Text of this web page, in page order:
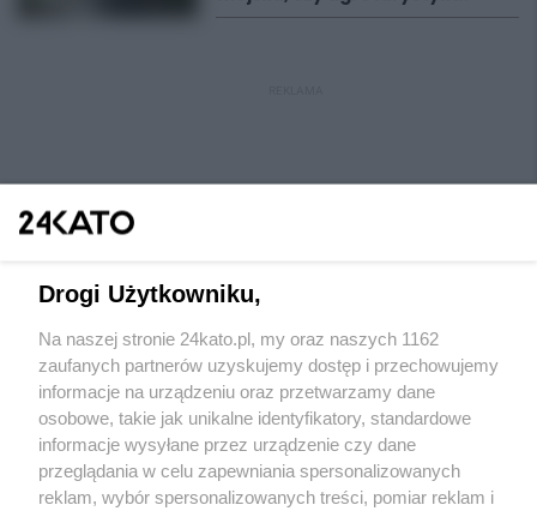
Wydawca mediów lokalnych
Drogi Użytkowniku,
Na naszej stronie 24kato.pl, my oraz naszych 1162
zaufanych partnerów uzyskujemy dostęp i przechowujemy
informacje na urządzeniu oraz przetwarzamy dane
osobowe, takie jak unikalne identyfikatory, standardowe
informacje wysyłane przez urządzenie czy dane
przeglądania w celu zapewniania spersonalizowanych
reklam, wybór spersonalizowanych treści, pomiar reklam i